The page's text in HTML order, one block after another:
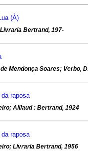
(À)
Bertrand, 197-
Mendonça Soares; Verbo,
da raposa
Aillaud : Bertrand, 1924
da raposa
Livraria Bertrand, 1956